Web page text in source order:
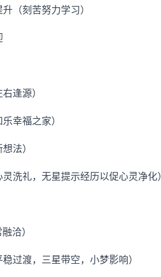
（刻苦努力学习）
逢源）
福之家）
法）
礼，无星提示经历以促心灵净化）
洽）
渡，三星带空，小梦影响）